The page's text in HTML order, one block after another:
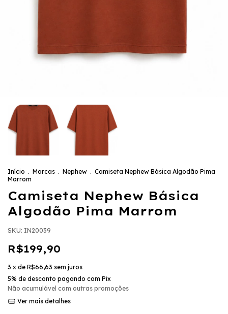
Início . Marcas . Nephew . Camiseta Nephew Básica Algodão Pima
Marrom
Camiseta Nephew Básica
Algodão Pima Marrom
SKU: IN20039
R$199,90
3 x de R$66,63 sem juros
5% de desconto pagando com Pix
Não acumulável com outras promoções
Ver mais detalhes